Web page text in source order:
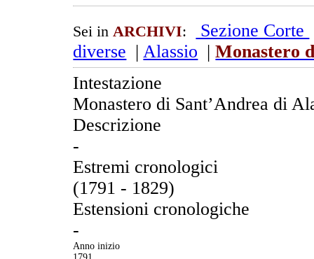
Sei inARCHIVI: Sezione Corte
diverse |Alassio |Monastero
Intestazione
Monastero di Sant’Andrea di
Descrizione
-
Estremi cronologici
(1791 - 1829)
Estensioni cronologiche
-
Anno inizio